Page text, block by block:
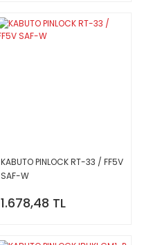
KABUTO PINLOCK RT-33 / FF5V
SAF-W
1.678,48 TL